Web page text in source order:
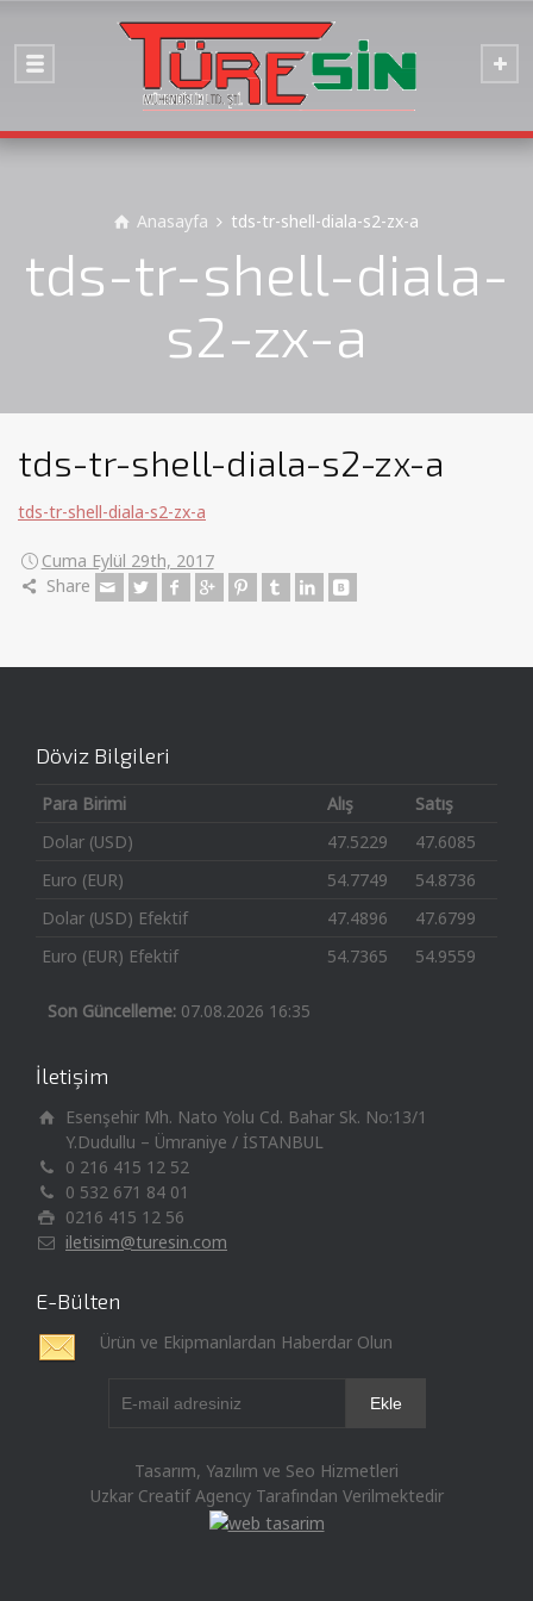
Anasayfa tds-tr-shell-diala-s2-zx-a
tds-tr-shell-diala-
s2-zx-a
tds-tr-shell-diala-s2-zx-a
tds-tr-shell-diala-s2-zx-a
Cuma Eylül 29th, 2017
Share
Döviz Bilgileri
Para Birimi Alış
Satış
Dolar (USD)
47.5229
47.6085
Euro (EUR)
54.7749
54.8736
Dolar (USD) Efektif
47.4896
47.6799
Euro (EUR) Efektif
54.7365 54.9559
Son Güncelleme: 07.08.2026 16:35
İletişim
Esenşehir Mh. Nato Yolu Cd. Bahar Sk. No:13/1
Y.Dudullu – Ümraniye / İSTANBUL
0 216 415 12 52
0 532 671 84 01
0216 415 12 56
iletisim@turesin.com
E-Bülten
Ürün ve Ekipmanlardan Haberdar Olun
Tasarım, Yazılım ve Seo Hizmetleri
Uzkar Creatif Agency Tarafından Verilmektedir